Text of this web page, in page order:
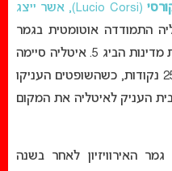
(Lucio Corsi), אשר ייצג
התמודדה אוטומטית בגמר
הגדול כחלק מהיותה חברה בקבוצת מדינות הביג 5. איטליה סיימה
בגמר הגדול במקום החמישי עם 256 נקודות, כשהשופטים העניקו
העניק לאיטליה את המקום
5 בתוצאות גמר האירוויזיון לאחר בשנה